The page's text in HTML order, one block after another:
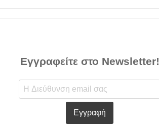
Εγγραφείτε στο Newsletter!
Εγγραφή